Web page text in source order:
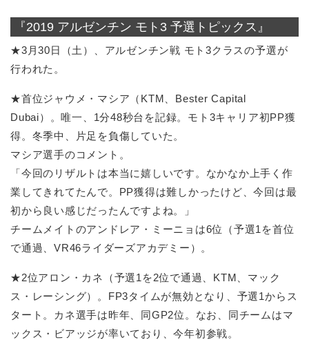
『2019 アルゼンチン モト3 予選トピックス』
★3月30日（土）、アルゼンチン戦 モト3クラスの予選が
行われた。
★首位ジャウメ・マシア（KTM、Bester Capital
Dubai）。唯一、1分48秒台を記録。モト3キャリア初PP獲
得。冬季中、片足を負傷していた。
マシア選手のコメント。
「今回のリザルトは本当に嬉しいです。なかなか上手く作
業してきれてたんで。PP獲得は難しかったけど、今回は最
初から良い感じだったんですよね。」
チームメイトのアンドレア・ミーニョは6位（予選1を首位
で通過、VR46ライダーズアカデミー）。
★2位アロン・カネ（予選1を2位で通過、KTM、マック
ス・レーシング）。FP3タイムが無効となり、予選1からス
タート。カネ選手は昨年、同GP2位。なお、同チームはマ
ックス・ビアッジが率いており、今年初参戦。